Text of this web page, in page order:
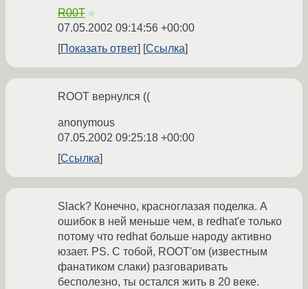
R00T ☆
07.05.2002 09:14:56 +00:00
Показать ответ
Ссылка
ROOT вернулся ((
anonymous
07.05.2002 09:25:18 +00:00
Ссылка
Slack? Конечно, красноглазая поделка. А
ошибок в ней меньше чем, в redhat'e только
потому что redhat больше народу активно
юзает. PS. С тобой, ROOT'ом (известным
фанатиком слаки) разговаривать
бесполезно, ты остался жить в 20 веке.